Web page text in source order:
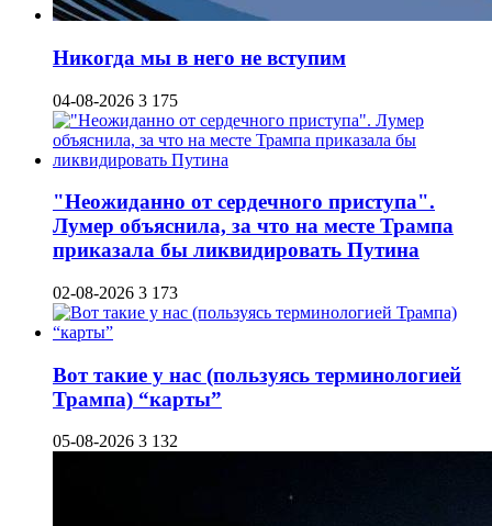
Никогда мы в него не вступим
04-08-2026 3 175
"Неожиданно от сердечного приступа".
Лумер объяснила, за что на месте Трампа
приказала бы ликвидировать Путина
02-08-2026 3 173
Вот такие у нас (пользуясь терминологией
Трампа) “карты”
05-08-2026 3 132